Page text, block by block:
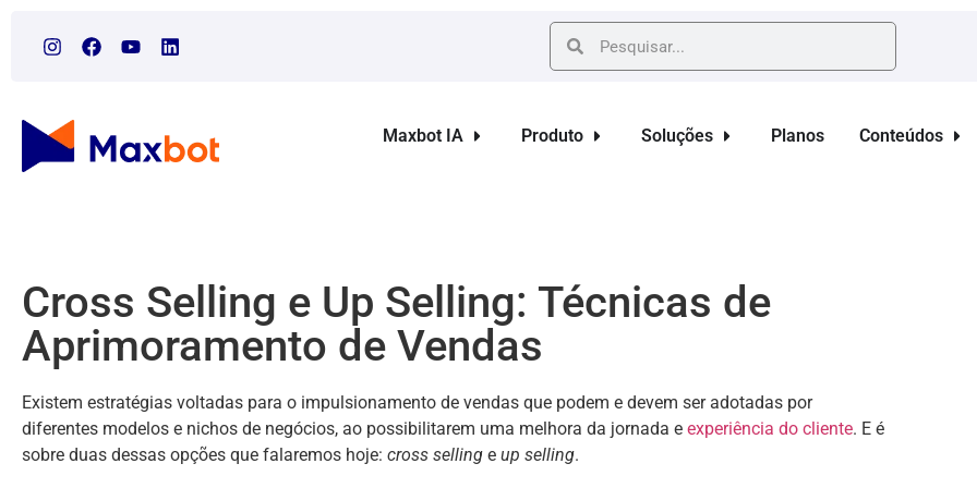
Maxbot IA Produto Soluções Planos Conteúdos
Cross Selling e Up Selling: Técnicas de
Aprimoramento de Vendas
Existem estratégias voltadas para o impulsionamento de vendas que podem e devem ser adotadas por
diferentes modelos e nichos de negócios, ao possibilitarem uma melhora da jornada e experiência do cliente. E é
sobre duas dessas opções que falaremos hoje: cross selling e up selling.